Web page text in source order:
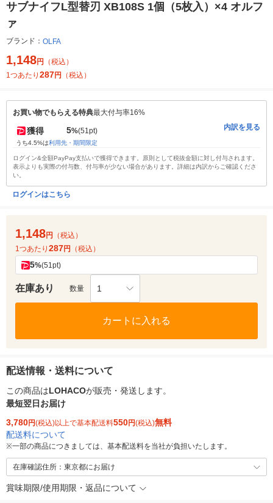
サブナイフL型替刃 XB108S 1個（5枚入）×4 オルフ
ァ
ブランド： OLFA
1,148円
（税込）
1つあたり 287円 （税込）
お買い物でもらえる特典最大付与率16%
獲得 5%(51pt)
うち4.5%は利用先・期間限定
内訳を見る
ログイン&全額PayPay支払いで獲得できます。原則として税抜金額に対し付与されます。
表示よりも実際の付与数、付与率が少ない場合があります。詳細は内訳からご確認くださ
い。
ログインはこちら
1,148円
（税込）
1つあたり 287円 （税込）
5%(51pt)
在庫あり 数量 1
カートに入れる
配送情報・送料について
この商品はLOHACOが販売・発送します。
最短翌日お届け
3,780円(税込)以上で基本配送料550円(税込)無料
配送料について
※一部の商品につきましては、基本配送料を当社が負担いたします。
在庫確認住所：東京都にお届け
賞味期限/使用期限・返品について